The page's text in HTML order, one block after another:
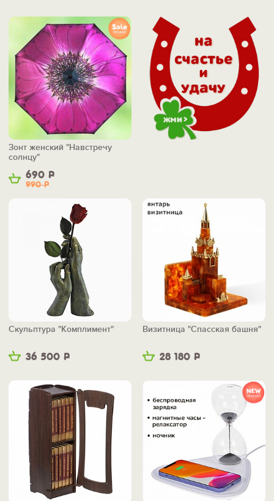
690 Р
990Р
Зонт женский "Навстречу
солнцу"
36 500 Р
Скульптура "Комплимент"
28 180 Р
Визитница "Спасская башня"